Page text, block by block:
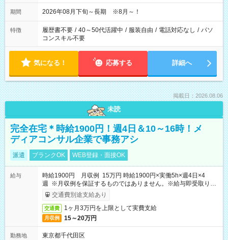
期間 2026年08月下旬～長期 ※8月～！
特徴 履歴書不要 / 40～50代活躍中 / 服装自由 / 電話対応なし / パソ
コンスキル不要
気になる！ 応募する 詳細へ
掲載日：2026.08.06
未読
完全在宅＊時給1900円！週4日＆10～16時！メ
ディアコンサル企業で事務アシ
派遣 ブランクOK WEB登録・面接OK
給与
時給1900円 月収例 15万円 時給1900円×実働5h×週4日×4
週 ※月収例を保証するものではありません。※給与即受取りサ
ービス利用可（利用条件有）
交通費別途支給あり
交通費 1ヶ月3万円を上限として実費支給
月収例 15～20万円
勤務地 東京都千代田区